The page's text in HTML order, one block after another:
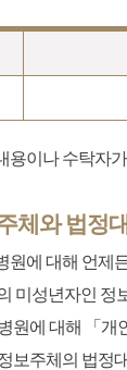
이나 수탁자
체와 법정
에 대해 언제
미성년자인 정
원에 대해 「개
보주체의 법정